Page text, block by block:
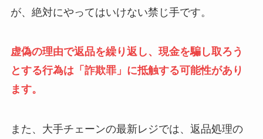
が、絶対にやってはいけない禁じ手です。
虚偽の理由で返品を繰り返し、現金を騙し取ろう
とする行為は「詐欺罪」に抵触する可能性があり
ます。
また、大手チェーンの最新レジでは、返品処理の